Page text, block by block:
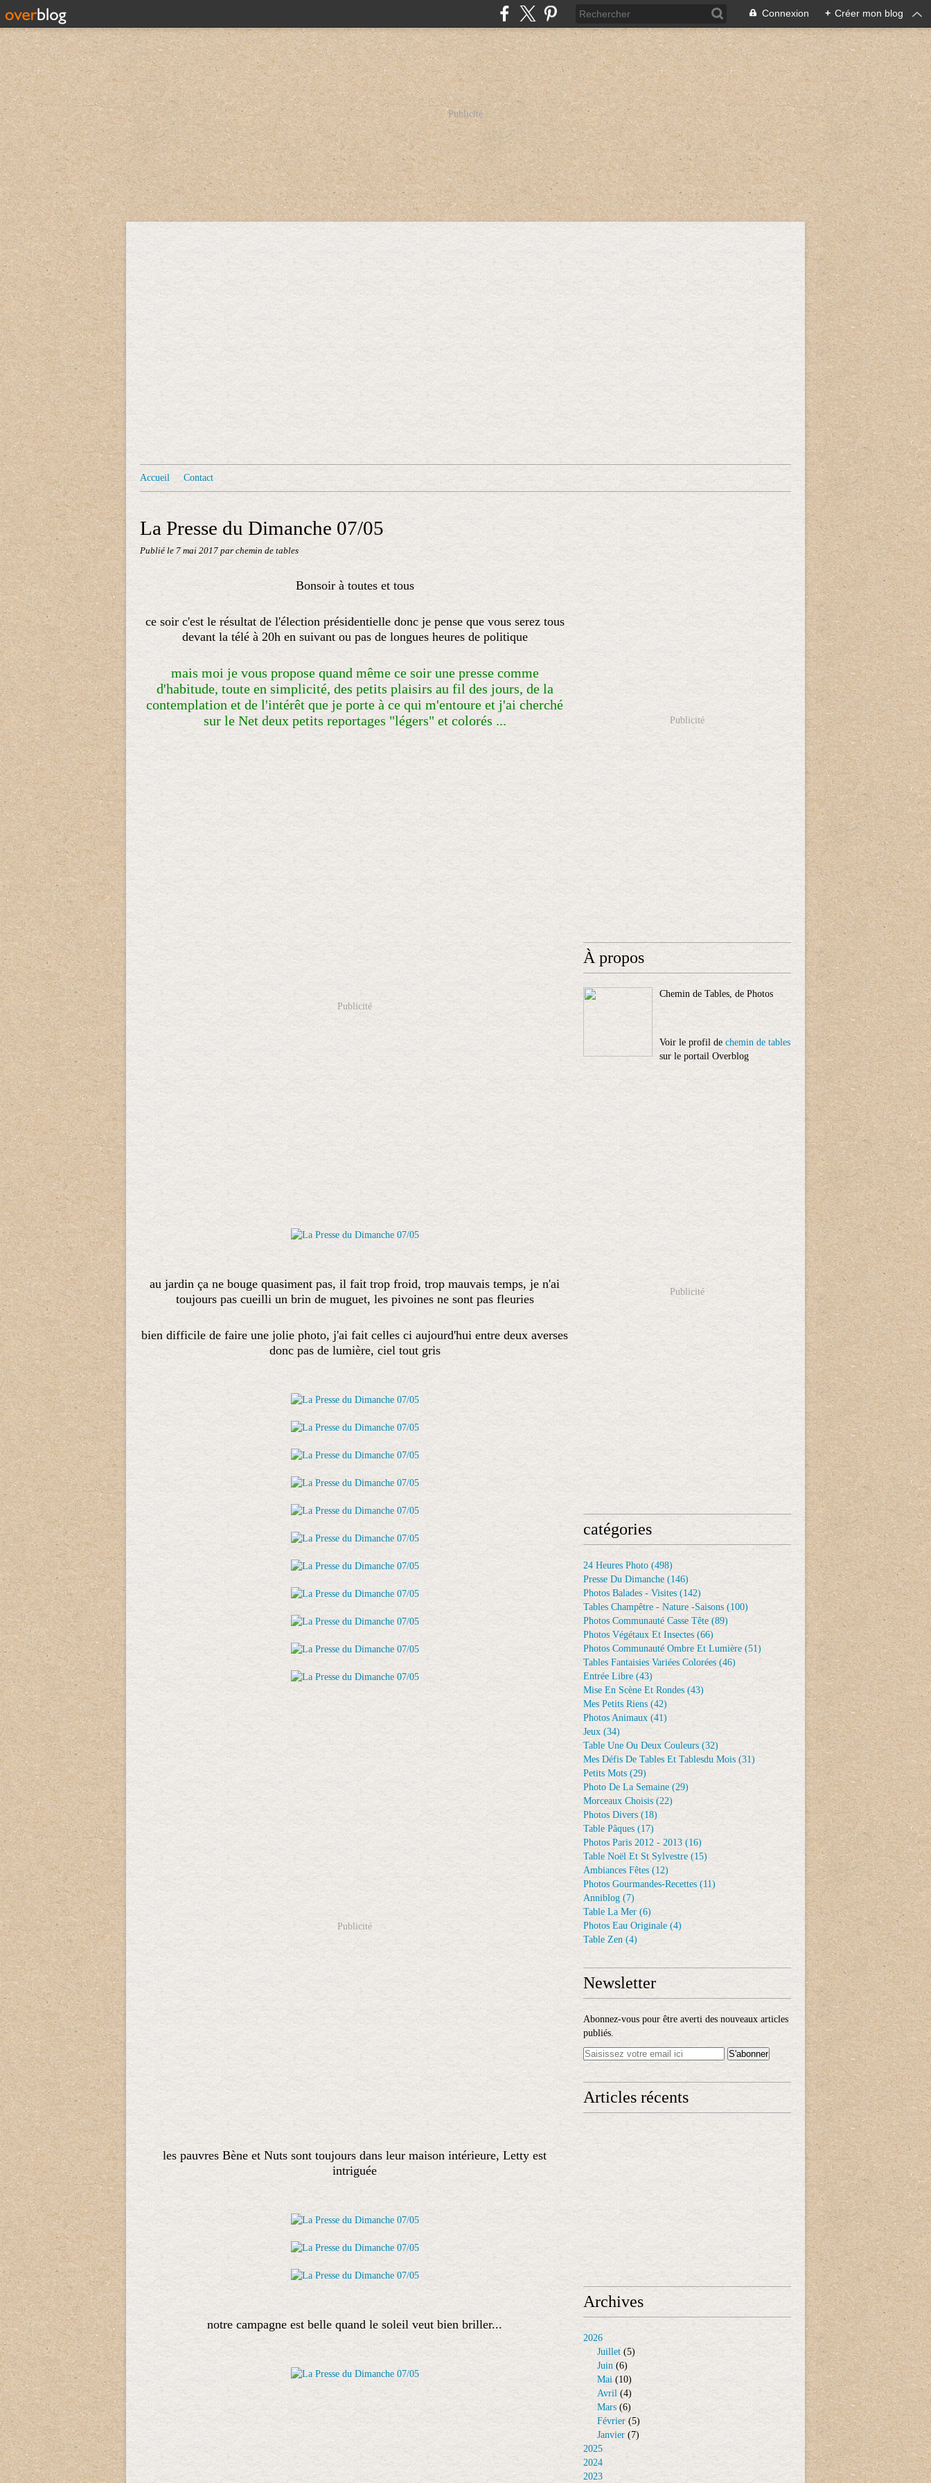
Connexion + Créer mon blog
Publicité
Accueil Contact
La Presse du Dimanche 07/05
Publié le 7 mai 2017 par chemin de tables
Bonsoir à toutes et tous
ce soir c'est le résultat de l'élection présidentielle donc je pense que vous serez tous
devant la télé à 20h en suivant ou pas de longues heures de politique
mais moi je vous propose quand même ce soir une presse comme
d'habitude, toute en simplicité, des petits plaisirs au fil des jours, de la
contemplation et de l'intérêt que je porte à ce qui m'entoure et j'ai cherché
sur le Net deux petits reportages "légers" et colorés ...
Publicité
au jardin ça ne bouge quasiment pas, il fait trop froid, trop mauvais temps, je n'ai
toujours pas cueilli un brin de muguet, les pivoines ne sont pas fleuries
bien difficile de faire une jolie photo, j'ai fait celles ci aujourd'hui entre deux averses
donc pas de lumière, ciel tout gris
Publicité
les pauvres Bène et Nuts sont toujours dans leur maison intérieure, Letty est
intriguée
notre campagne est belle quand le soleil veut bien briller...
Publicité
À propos
Chemin de Tables, de Photos
Voir le profil de chemin de tables
sur le portail Overblog
Publicité
catégories
24 Heures Photo (498)
Presse Du Dimanche (146)
Photos Balades - Visites (142)
Tables Champêtre - Nature -saisons (100)
Photos Communauté Casse Tête (89)
Photos Végétaux Et Insectes (66)
Photos Communauté Ombre Et Lumière (51)
Tables Fantaisies Variées Colorées (46)
Entrée Libre (43)
Mise En Scène Et Rondes (43)
Mes Petits Riens (42)
Photos Animaux (41)
Jeux (34)
Table Une Ou Deux Couleurs (32)
Mes Défis De Tables Et Tablesdu Mois (31)
Petits Mots (29)
Photo De La Semaine (29)
Morceaux Choisis (22)
Photos Divers (18)
Table Pâques (17)
Photos Paris 2012 - 2013 (16)
Table Noël Et St Sylvestre (15)
Ambiances Fêtes (12)
Photos Gourmandes-Recettes (11)
Anniblog (7)
Table La Mer (6)
Photos Eau Originale (4)
Table Zen (4)
Newsletter
Abonnez-vous pour être averti des nouveaux articles
publiés.
Articles récents
Archives
2026
Juillet (5)
Juin (6)
Mai (10)
Avril (4)
Mars (6)
Février (5)
Janvier (7)
2025
2024
2023